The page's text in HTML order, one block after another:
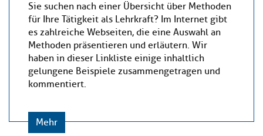
Sie suchen nach einer Übersicht über Methoden
für Ihre Tätigkeit als Lehrkraft? Im Internet gibt
es zahlreiche Webseiten, die eine Auswahl an
Methoden präsentieren und erläutern. Wir
haben in dieser Linkliste einige inhaltlich
gelungene Beispiele zusammengetragen und
kommentiert.
Mehr